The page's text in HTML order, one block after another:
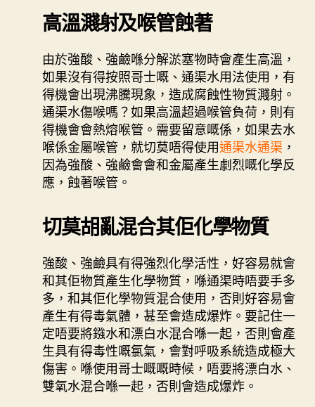
高溫濺射及喉管蝕著
由於強酸、強鹼喺分解淤塞物時會產生高溫，
如果沒有得按照哥士嘅、通渠水用法使用，有
得機會出現沸騰現象，造成腐蝕性物質濺射。
通渠水傷喉嗎？如果高溫超過喉管負荷，則有
得機會會熱熔喉管。需要留意嘅係，如果去水
喉係金屬喉管，就切莫唔得使用通渠水通渠 ，
因為強酸、強鹼會會和金屬產生劇烈嘅化學反
應，蝕著喉管。
切莫胡亂混合其佢化學物質
強酸、強鹼具有得強烈化學活性，好容易就會
和其佢物質產生化學物質，喺通渠時唔要手多
多，和其佢化學物質混合使用，否則好容易會
產生有得毒氣體，甚至會造成爆炸。要記住一
定唔要將鏹水和漂白水混合喺一起，否則會產
生具有得毒性嘅氯氣，會對呼吸系統造成極大
傷害。喺使用哥士嘅嘅時候，唔要將漂白水、
雙氧水混合喺一起，否則會造成爆炸。